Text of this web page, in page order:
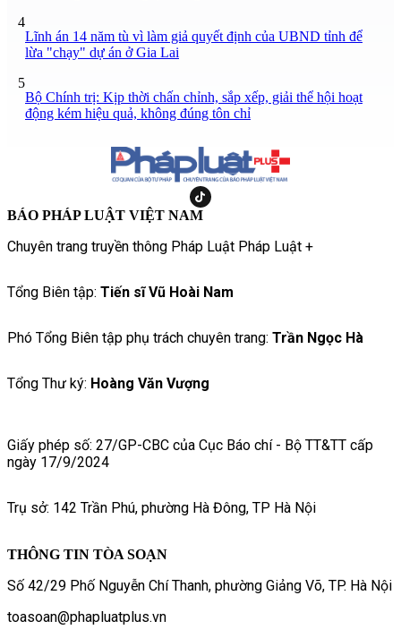
4
Lĩnh án 14 năm tù vì làm giả quyết định của UBND tỉnh để
lừa "chạy" dự án ở Gia Lai
5
Bộ Chính trị: Kịp thời chấn chỉnh, sắp xếp, giải thể hội hoạt
động kém hiệu quả, không đúng tôn chỉ
BÁO PHÁP LUẬT VIỆT NAM
Chuyên trang truyền thông Pháp Luật Pháp Luật +
Tổng Biên tập: Tiến sĩ Vũ Hoài Nam
Phó Tổng Biên tập phụ trách chuyên trang: Trần Ngọc Hà
Tổng Thư ký: Hoàng Văn Vượng
Giấy phép số: 27/GP-CBC của Cục Báo chí - Bộ TT&TT cấp
ngày 17/9/2024
Trụ sở: 142 Trần Phú, phường Hà Đông, TP Hà Nội
THÔNG TIN TÒA SOẠN
Số 42/29 Phố Nguyễn Chí Thanh, phường Giảng Võ, TP. Hà Nội
toasoan@phapluatplus.vn